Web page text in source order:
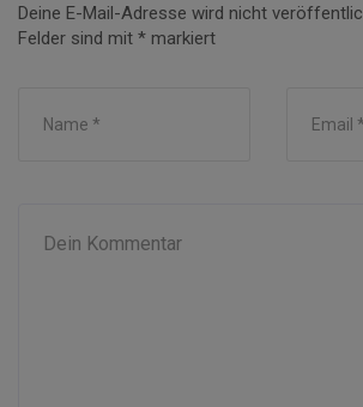
Deine E-Mail-Adresse wird nicht
Felder sind mit * markiert